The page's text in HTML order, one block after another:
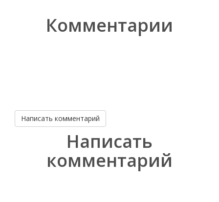
Комментарии
Написать комментарий
Написать
комментарий